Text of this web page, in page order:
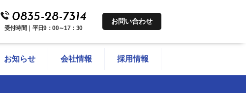
0835-28-7314
受付時間｜平日9：00～17：30
お問い合わせ
お知らせ 会社情報 採用情報